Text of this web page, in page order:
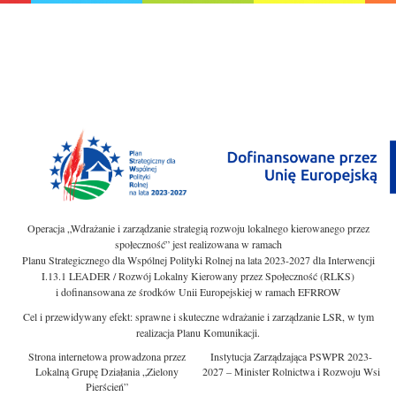
Operacja „Wdrażanie i zarządzanie strategią rozwoju lokalnego kierowanego przez
społeczność” jest realizowana w ramach
Planu Strategicznego dla Wspólnej Polityki Rolnej na lata 2023-2027 dla Interwencji
I.13.1 LEADER / Rozwój Lokalny Kierowany przez Społeczność (RLKS)
i dofinansowana ze środków Unii Europejskiej w ramach EFRROW
Cel i przewidywany efekt: sprawne i skuteczne wdrażanie i zarządzanie LSR, w tym
realizacja Planu Komunikacji.
Strona internetowa prowadzona przez
Lokalną Grupę Działania „Zielony
Pierścień”
Instytucja Zarządzająca PSWPR 2023-
2027 – Minister Rolnictwa i Rozwoju Wsi